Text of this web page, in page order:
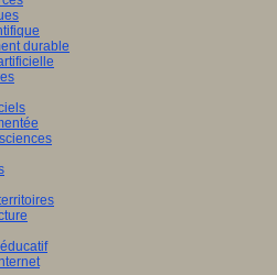
durable